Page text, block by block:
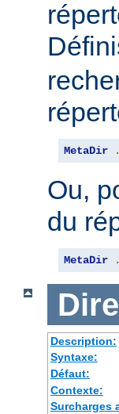
MetaDir .
Ou,
du
MetaDir .
Description:
Syntaxe:
Défaut:
Contexte:
Surcharges